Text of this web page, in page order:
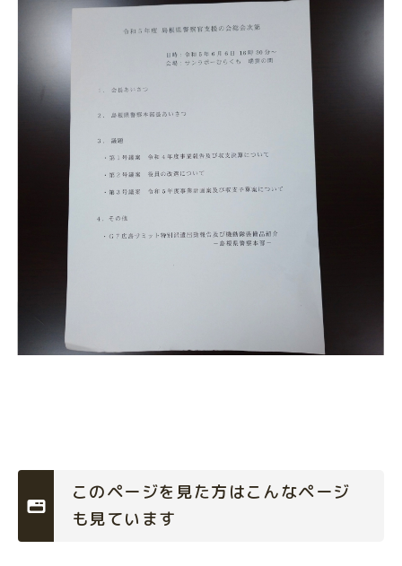
このページを見た方はこんなページ
も見ています